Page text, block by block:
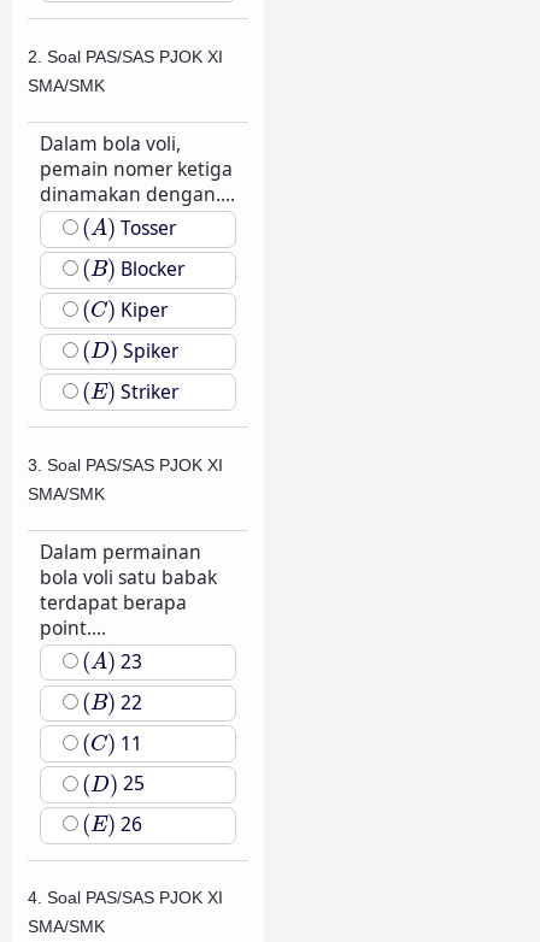
2. Soal PAS/SAS PJOK XI
SMA/SMK
Dalam bola voli,
pemain nomer ketiga
dinamakan dengan....
(A)
(A) Tosser
(B)
(B) Blocker
(C)
(C) Kiper
(D)
(D) Spiker
(E)
(E) Striker
3. Soal PAS/SAS PJOK XI
SMA/SMK
Dalam permainan
bola voli satu babak
terdapat berapa
point....
(A)
(A) 23
(B)
(B) 22
(C)
(C) 11
(D)
(D) 25
(E)
(E) 26
4. Soal PAS/SAS PJOK XI
SMA/SMK